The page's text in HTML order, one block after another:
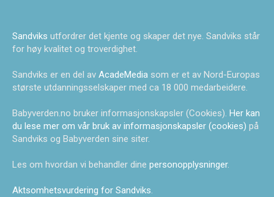
Sandviks utfordrer det kjente og skaper det nye. Sandviks står
for høy kvalitet og troverdighet.
Sandviks er en del av AcadeMedia som er et av Nord-Europas
største utdanningsselskaper med ca 18 000 medarbeidere.
Babyverden.no bruker informasjonskapsler (Cookies). Her kan
du lese mer om vår bruk av informasjonskapsler (cookies) på
Sandviks og Babyverden sine siter.
Les om hvordan vi behandler dine personopplysninger.
Aktsomhetsvurdering for Sandviks.